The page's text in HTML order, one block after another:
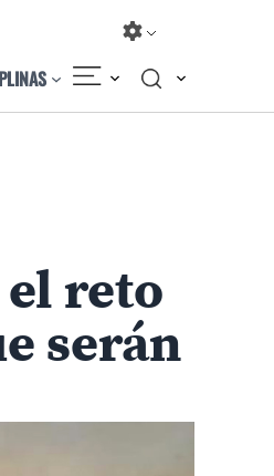
reto
serán